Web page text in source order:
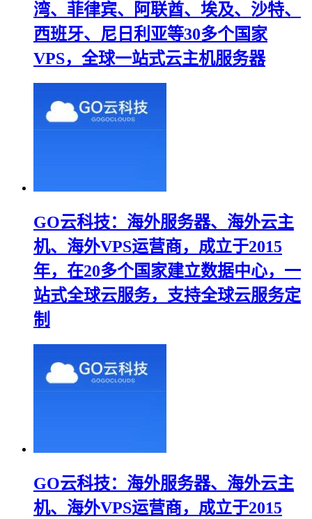
湾、菲律宾、阿联酋、埃及、沙特、
西班牙、尼日利亚等30多个国家
VPS，全球一站式云主机服务器
GO云科技：海外服务器、海外云主
机、海外VPS运营商，成立于2015
年，在20多个国家建立数据中心，一
站式全球云服务，支持全球云服务定
制
GO云科技：海外服务器、海外云主
机、海外VPS运营商，成立于2015